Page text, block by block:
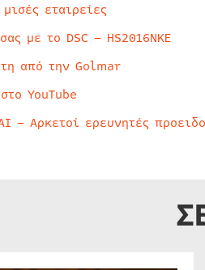
εταιρείες
με το DSC – HS2016NKE
από την Golmar
YouTube
– Αρκετοί ερευνητές